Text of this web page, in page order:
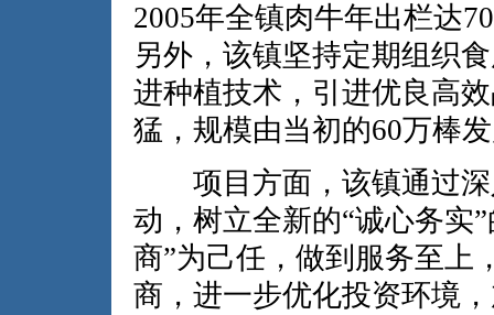
2005年全镇肉牛年出栏达
另外，该镇坚持定期组织
进种植技术，引进优良高
猛，规模由当初的60万棒
项目方面，该镇通过深
动，树立全新的“诚心务实
商”为己任，做到服务至上
商，进一步优化投资环境